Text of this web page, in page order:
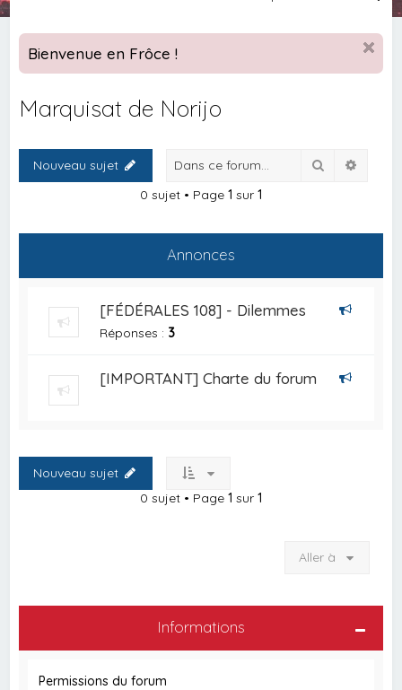
c
h
Bienvenue en Frôce !
Marquisat de Norijo
Nouveau sujet Rechercher
0 sujet • Page 1 sur 1
Annonces
[FÉDÉRALES 108] - Dilemmes
Réponses : 3
[IMPORTANT] Charte du forum
Nouveau sujet
0 sujet • Page 1 sur 1
Aller à
Informations
Permissions du forum